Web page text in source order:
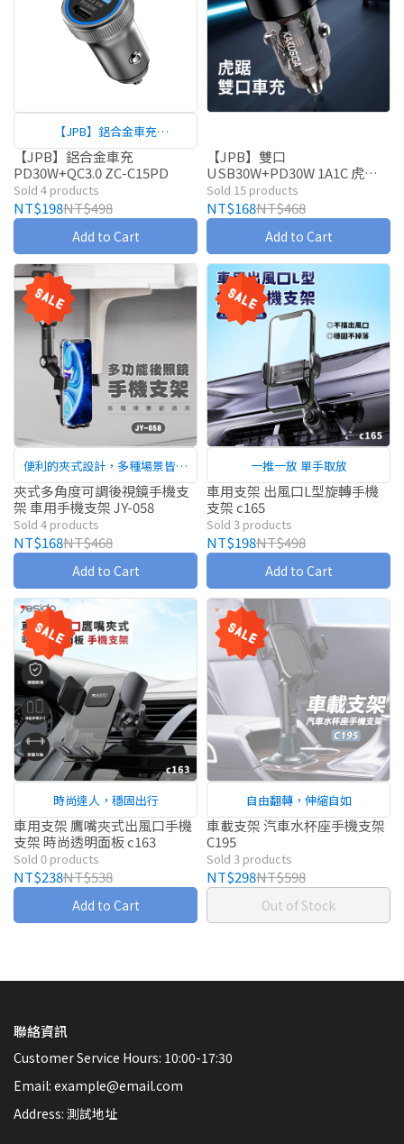
【JPB】鋁合金車充
PD30W+QC3.0 ZC-C15PD
【JPB】鋁合金車充
PD30W+QC3.0 ZC-C15PD
Sold 4 products
NT$198NT$498
Add to Cart
【JPB】雙口
USB30W+PD30W 1A1C 虎踞
系列 車充 KSC-1175
Sold 15 products
NT$168NT$468
Add to Cart
便利的夾式設計，多種場景皆適
用！
夾式多角度可調後視鏡手機支
架 車用手機支架 JY-058
Sold 4 products
NT$168NT$468
Add to Cart
一推一放 單手取放
車用支架 出風口L型旋轉手機
支架 c165
Sold 3 products
NT$198NT$498
Add to Cart
時尚達人，穩固出行
車用支架 鷹嘴夾式出風口手機
支架 時尚透明面板 c163
Sold 0 products
NT$238NT$538
Add to Cart
自由翻轉，伸縮自如
車載支架 汽車水杯座手機支架
C195
Sold 3 products
NT$298NT$598
Out of Stock
聯絡資訊
Customer Service Hours: 10:00-17:30
Email: example@email.com
Address: 測試地址